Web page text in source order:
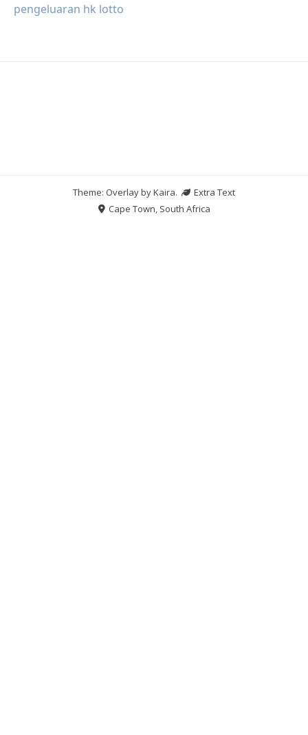
pengeluaran hk lotto
Theme: Overlay byKaira.
Extra Text
Cape Town, South Africa